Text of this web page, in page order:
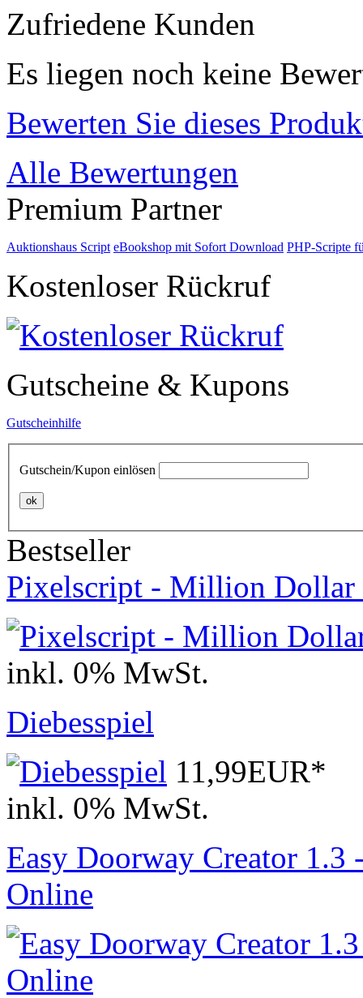
Zufriedene Kunden
Es liegen noch keine
Bewerten Sie dieses
Alle Bewertungen
Premium Partner
Auktionshaus Script eBookshop mit Sofort Download PHP-Scripte
Kostenloser Rückruf
Gutscheine & Kupons
Gutscheinhilfe
Gutschein/Kupon einlösen
ok
Bestseller
Pixelscript - Million Dollar
inkl. 0% MwSt.
Diebesspiel
11,99EUR*
inkl. 0% MwSt.
Easy Doorway Creator 1.3
Online